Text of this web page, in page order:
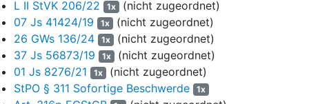
unerlaubten Besitzes von Betäubungsmitteln in zwei Fällen unter
Einbeziehung einer Strafe aus dem Strafbefehl des Amtsgerichts
Leipzig vom 8. März 2021 (Az. 211 Cs 101 Js 8276/21
Urteil verhängte weitere Gesamtfreiheitsstrafe von einem Monat
und drei Wochen ist bereits vollständig vollstreckt. 2. Mit
Beschluss vom 10. August 2022 hat das Landgericht Chemnitz -
Auswärtige Strafvollstreckungskammer Döbeln - nach
L II StVK 206/22 1x (nicht zugeordnet)
07 Js 41424/19
1x (nicht zugeordnet)
26 GWs 136/24
1x (nicht zugeordnet)
37 Js 56873/19
1x (nicht zugeordnet)
01 Js 8276/21
1x (nicht zugeordnet)
StPO § 311 Sofortige Beschwerde
1x